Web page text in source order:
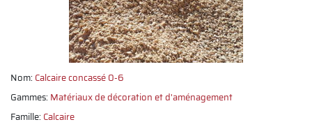
Nom: Calcaire concassé 0-6
Gammes: Matériaux de décoration et d'aménagement
Famille: Calcaire